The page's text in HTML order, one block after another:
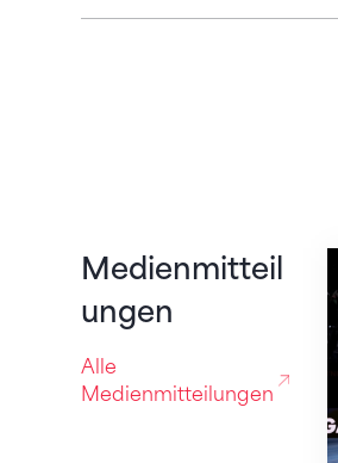
Medienmitteil
ungen
Alle
Medienmitteilungen